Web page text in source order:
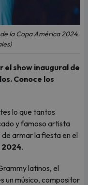
la Copa América 2024.
el show inaugural de
Conoce los
lo que tantos
y famoso artista
armar la fiesta en el
2024.
latinos, el
un músico, compositor